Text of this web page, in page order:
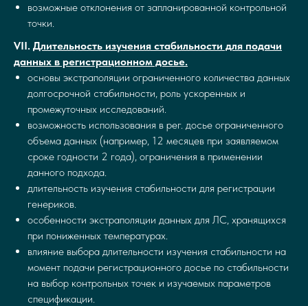
возможные отклонения от запланированной контрольной
точки.
VII. Длительность изучения стабильности для подачи
данных в регистрационном досье.
основы экстраполяции ограниченного количества данных
долгосрочной стабильности, роль ускоренных и
промежуточных исследований.
возможность использования в рег. досье ограниченного
объема данных (например, 12 месяцев при заявляемом
сроке годности 2 года), ограничения в применении
данного подхода.
длительность изучения стабильности для регистрации
генериков.
особенности экстраполяции данных для ЛС, хранящихся
при пониженных температурах.
влияние выбора длительности изучения стабильности на
момент подачи регистрационного досье по стабильности
на выбор контрольных точек и изучаемых параметров
спецификации.